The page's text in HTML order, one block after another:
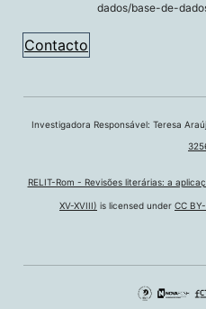
dados/base-de-
Contacto
Investigadora Responsável: Teresa
RELIT-Rom - Revisões literárias: a
XV-XVIII) is licensed under CC